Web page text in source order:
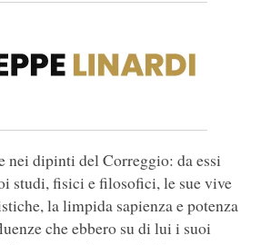
nei dipinti del Correggio: da essi
studi, fisici e filosofici, le sue vive
la limpida sapienza e potenza
che ebbero su di lui i suoi